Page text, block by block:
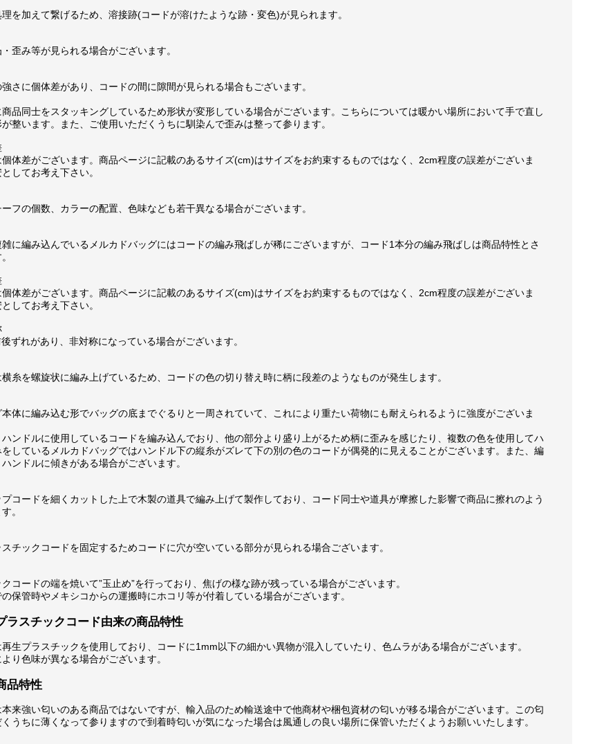
を加えて繋げるため、溶接跡(コードが溶けたような跡・変色)が見られます。
歪み等が見られる場合がございます。
さに個体差があり、コードの間に隙間が見られる場合もございます。
品同士をスタッキングしているため形状が変形している場合がございます。こちらについては暖かい場所において手で直し
整います。また、ご使用いただくうちに馴染んで歪みは整って参ります。
体差がございます。商品ページに記載のあるサイズ(cm)はサイズをお約束するものではなく、2cm程度の誤差がございま
してお考え下さい。
フの個数、カラーの配置、色味なども若干異なる場合がございます。
に編み込んでいるメルカドバッグにはコードの編み飛ばしが稀にございますが、コード1本分の編み飛ばしは商品特性とさ
体差がございます。商品ページに記載のあるサイズ(cm)はサイズをお約束するものではなく、2cm程度の誤差がございま
してお考え下さい。
ずれがあり、非対称になっている場合がございます。
横糸を螺旋状に編み上げているため、コードの色の切り替え時に柄に段差のようなものが発生します。
体に編み込む形でバッグの底までぐるりと一周されていて、これにより重たい荷物にも耐えられるように強度がございま
ンドルに使用しているコードを編み込んでおり、他の部分より盛り上がるため柄に歪みを感じたり、複数の色を使用してハ
しているメルカドバッグではハンドル下の縦糸がズレて下の別の色のコードが偶発的に見えることがございます。また、編
ンドルに傾きがある場合がございます。
コードを細くカットした上で木製の道具で編み上げて製作しており、コード同士や道具が摩擦した影響で商品に擦れのよう
。
チックコードを固定するためコードに穴が空いている部分が見られる場合ございます。
コードの端を焼いて”玉止め”を行っており、焦げの様な跡が残っている場合がございます。
保管時やメキシコからの運搬時にホコリ等が付着している場合がございます。
ラスチックコード由来の商品特性
再生プラスチックを使用しており、コードに1mm以下の細かい異物が混入していたり、色ムラがある場合がございます。
り色味が異なる場合がございます。
品特性
本来強い匂いのある商品ではないですが、輸入品のため輸送途中で他商材や梱包資材の匂いが移る場合がございます。この匂
うちに薄くなって参りますので到着時匂いが気になった場合は風通しの良い場所に保管いただくようお願いいたします。